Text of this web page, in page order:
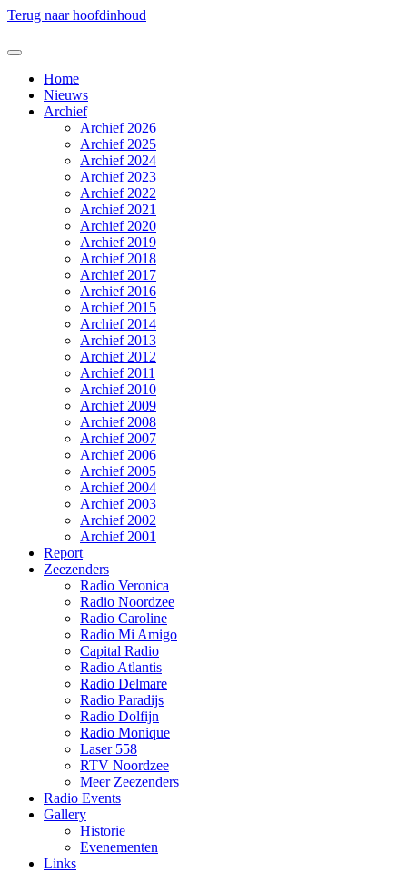
Terug naar hoofdinhoud
Home
Nieuws
Archief
Archief 2026
Archief 2025
Archief 2024
Archief 2023
Archief 2022
Archief 2021
Archief 2020
Archief 2019
Archief 2018
Archief 2017
Archief 2016
Archief 2015
Archief 2014
Archief 2013
Archief 2012
Archief 2011
Archief 2010
Archief 2009
Archief 2008
Archief 2007
Archief 2006
Archief 2005
Archief 2004
Archief 2003
Archief 2002
Archief 2001
Report
Zeezenders
Radio Veronica
Radio Noordzee
Radio Caroline
Radio Mi Amigo
Capital Radio
Radio Atlantis
Radio Delmare
Radio Paradijs
Radio Dolfijn
Radio Monique
Laser 558
RTV Noordzee
Meer Zeezenders
Radio Events
Gallery
Historie
Evenementen
Links